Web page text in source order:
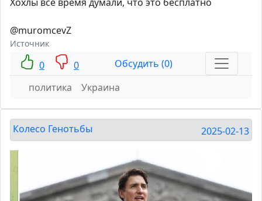
@muromcevZ
Источник
0 0
Обсудить (0)
политика
Украина
Колесо Генотьбы 2025-02-13